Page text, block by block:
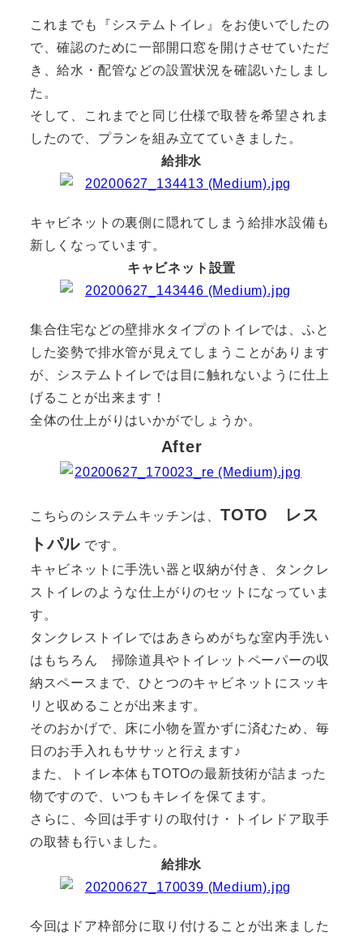
これまでも『システムトイレ』をお使いでしたの
で、確認のために一部開口窓を開けさせていただ
き、給水・配管などの設置状況を確認いたしまし
た。
そして、これまでと同じ仕様で取替を希望されま
したので、プランを組み立てていきました。
給排水
キャビネットの裏側に隠れてしまう給排水設備も
新しくなっています。
キャビネット設置
集合住宅などの壁排水タイプのトイレでは、ふと
した姿勢で排水管が見えてしまうことがあります
が、システムトイレでは目に触れないように仕上
げることが出来ます！
全体の仕上がりはいかがでしょうか。
After
こちらのシステムキッチンは、 TOTO レス
トパル です。
キャビネットに手洗い器と収納が付き、タンクレ
ストイレのような仕上がりのセットになっていま
す。
タンクレストイレではあきらめがちな室内手洗い
はもちろん 掃除道具やトイレットペーパーの収
納スペースまで、ひとつのキャビネットにスッキ
リと収めることが出来ます。
そのおかげで、床に小物を置かずに済むため、毎
日のお手入れもササッと行えます♪
また、トイレ本体もTOTOの最新技術が詰まった
物ですので、いつもキレイを保てます。
さらに、今回は手すりの取付け・トイレドア取手
の取替も行いました。
給排水
今回はドア枠部分に取り付けることが出来ました